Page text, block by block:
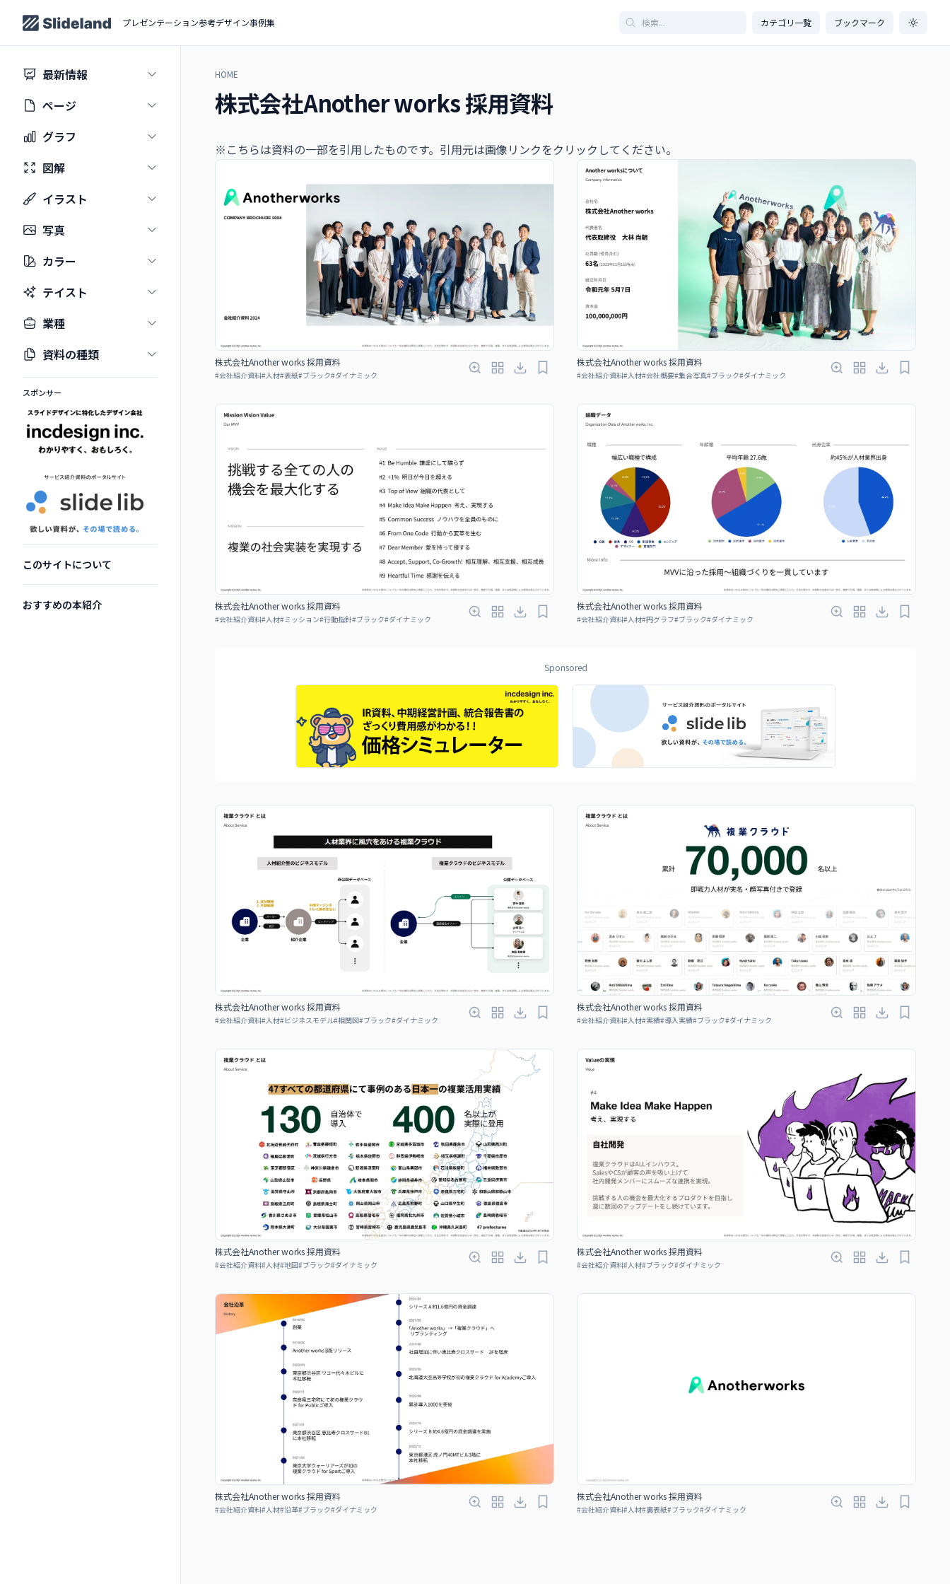
プレゼンテーション参考デザイン事例集 カテゴリ一覧 ブックマーク
最新情報
ページ
グラフ
図解
イラスト
写真
カラー
テイスト
業種
資料の種類
スポンサー
このサイトについて
おすすめの本紹介
HOME
株式会社Another works 採用資料
※こちらは資料の一部を引用したものです。引用元は画像リンクをクリックしてください。
株式会社Another works 採用資料
#会社紹介資料#人材#表紙#ブラック#ダイナミック
株式会社Another works 採用資料
#会社紹介資料#人材#会社概要#集合写真#ブラック#ダイナミック
株式会社Another works 採用資料
#会社紹介資料#人材#ミッション#行動指針#ブラック#ダイナミック
株式会社Another works 採用資料
#会社紹介資料#人材#円グラフ#ブラック#ダイナミック
Sponsored
株式会社Another works 採用資料
#会社紹介資料#人材#ビジネスモデル#相関図#ブラック#ダイナミック
株式会社Another works 採用資料
#会社紹介資料#人材#実績#導入実績#ブラック#ダイナミック
株式会社Another works 採用資料
#会社紹介資料#人材#地図#ブラック#ダイナミック
株式会社Another works 採用資料
#会社紹介資料#人材#ブラック#ダイナミック
株式会社Another works 採用資料
#会社紹介資料#人材#沿革#ブラック#ダイナミック
株式会社Another works 採用資料
#会社紹介資料#人材#裏表紙#ブラック#ダイナミック